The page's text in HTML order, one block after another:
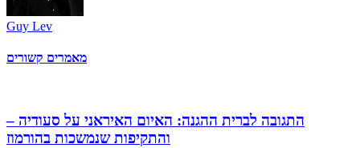
Guy Lev
מאמרים קשורים
התגובה לברית ההגנה: האיום האיראני על סעודיה –
והתקיפות שנמשכות בהורמוז